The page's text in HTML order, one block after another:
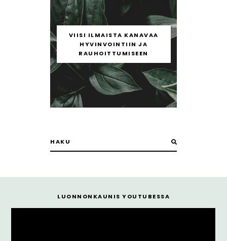
VIISI ILMAISTA KANAVAA
HYVINVOINTIIN JA
RAUHOITTUMISEEN
LUONNONKAUNIS YOUTUBESSA